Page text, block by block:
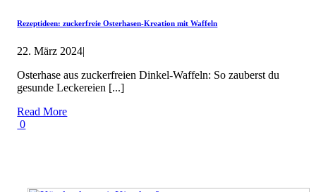
Rezeptideen: zuckerfreie Osterhasen-Kreation mit Waffeln
22. März 2024|
Osterhase aus zuckerfreien Dinkel-Waffeln: So zauberst du
gesunde Leckereien [...]
Read More
0